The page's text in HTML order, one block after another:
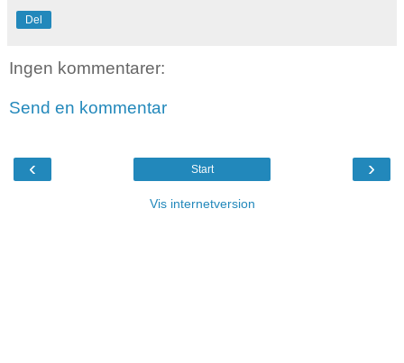
Del
Ingen kommentarer:
Send en kommentar
‹ ›
Start
Vis internetversion